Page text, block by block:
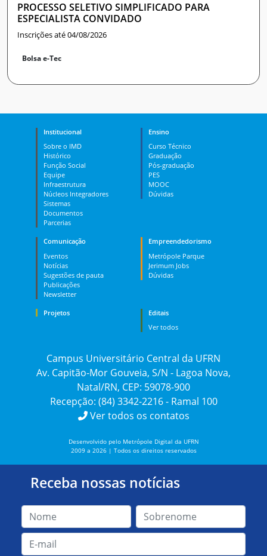
PROCESSO SELETIVO SIMPLIFICADO PARA
ESPECIALISTA CONVIDADO
Inscrições até 04/08/2026
Bolsa e-Tec
Institucional
Sobre o IMD
Histórico
Função Social
Equipe
Infraestrutura
Núcleos Integradores
Sistemas
Documentos
Parcerias
Ensino
Curso Técnico
Graduação
Pós-graduação
PES
MOOC
Dúvidas
Comunicação
Eventos
Notícias
Sugestões de pauta
Publicações
Newsletter
Empreendedorismo
Metrópole Parque
Jerimum Jobs
Dúvidas
Projetos
Editais
Ver todos
Campus Universitário Central da UFRN
Av. Capitão-Mor Gouveia, S/N - Lagoa Nova,
Natal/RN, CEP: 59078-900
Recepção: (84) 3342-2216 - Ramal 100
Ver todos os contatos
Desenvolvido pelo Metrópole Digital da UFRN
2009 a 2026 | Todos os direitos reservados
Receba nossas notícias